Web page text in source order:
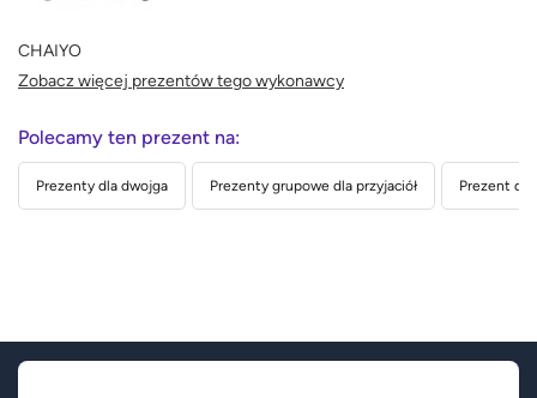
CHAIYO
Zobacz więcej prezentów tego wykonawcy
Polecamy ten prezent na:
Prezenty dla dwojga Prezenty grupowe dla przyjaciół Prezent